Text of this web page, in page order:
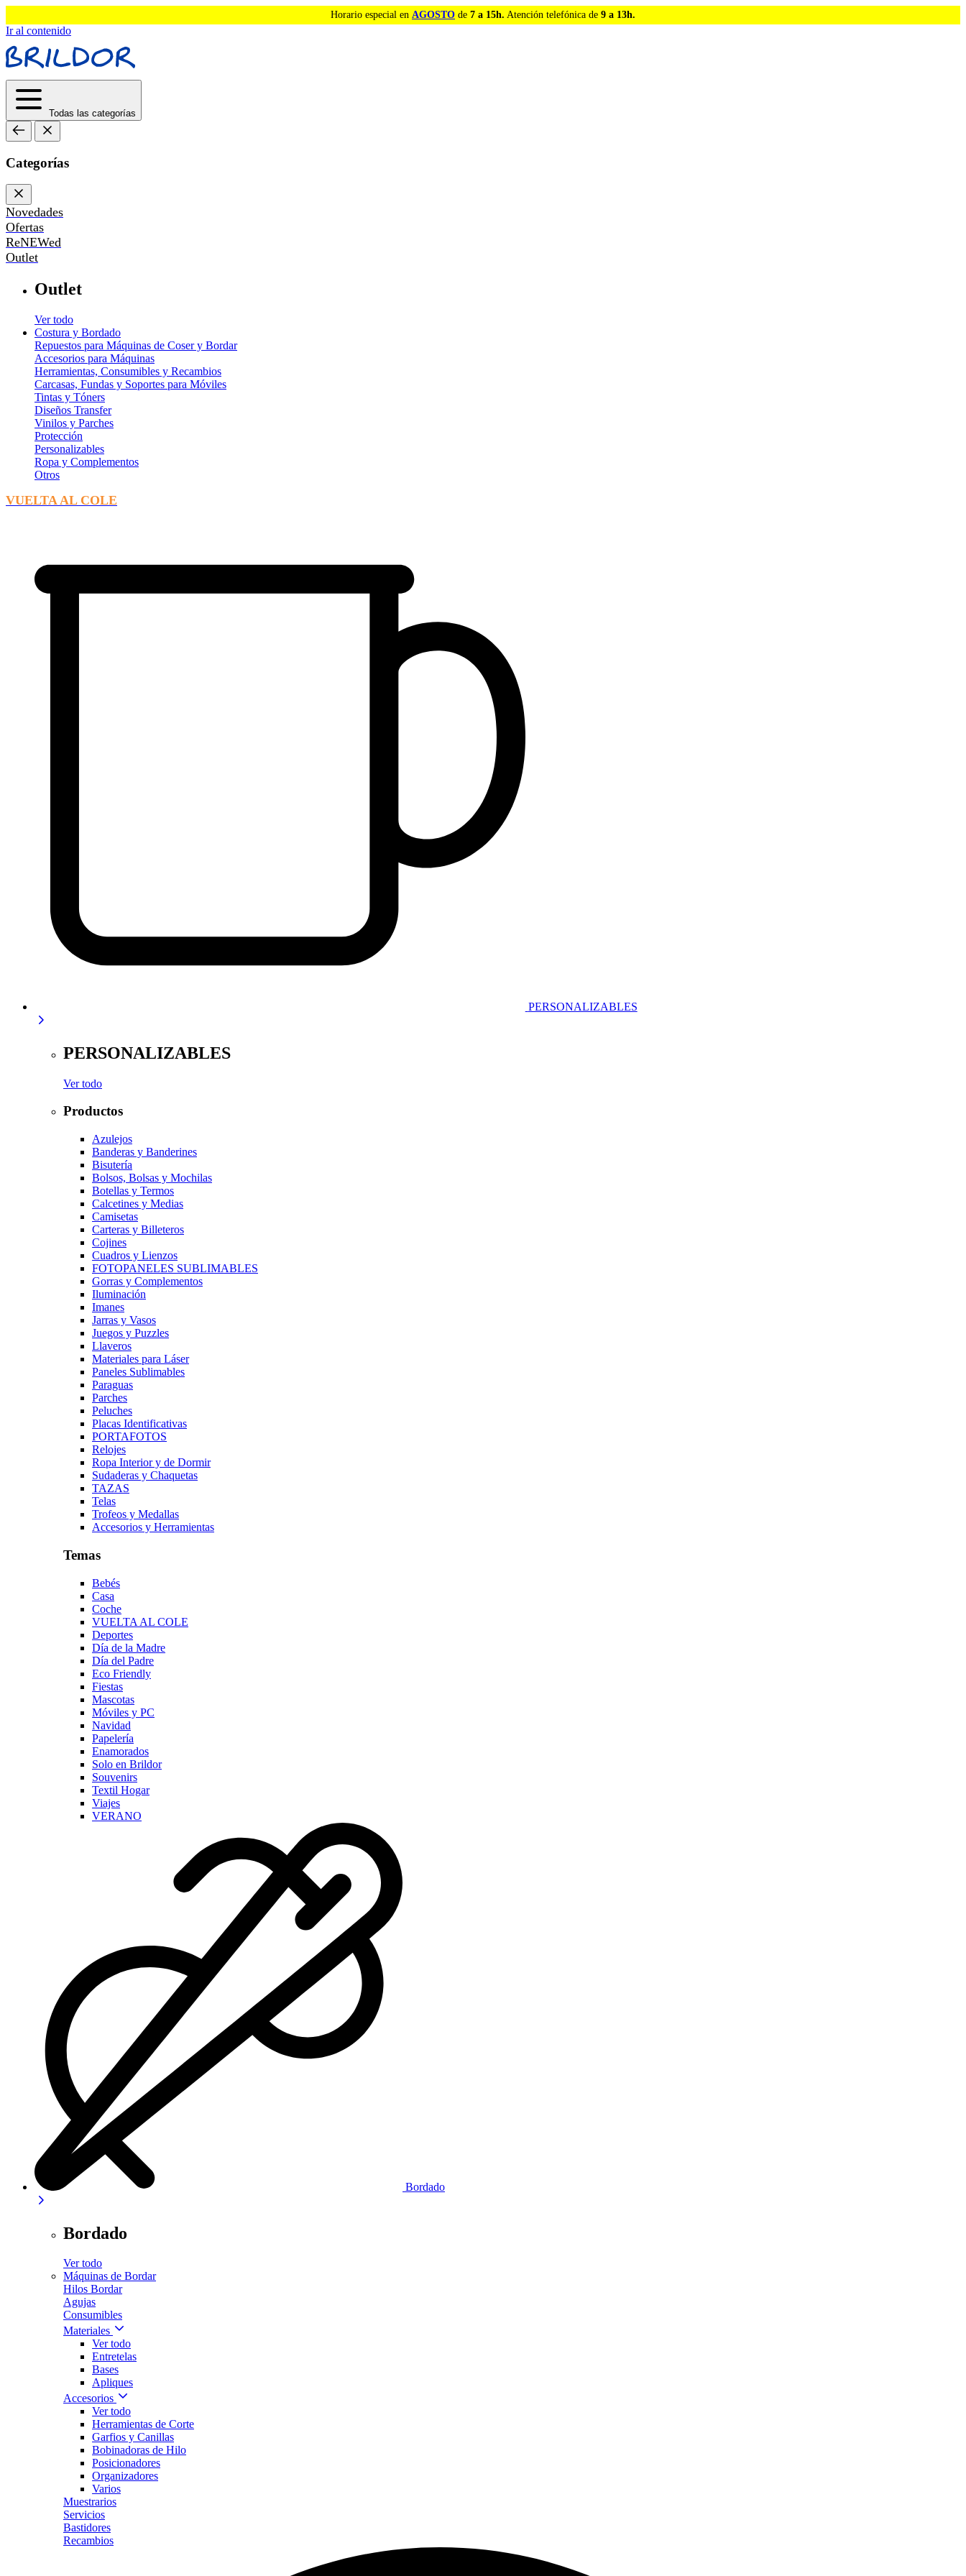
Horario especial en AGOSTO de 7 a 15h. Atención telefónica de 9 a 13h.
Ir al contenido
Todas las categorías
Categorías
Novedades
Ofertas
ReNEWed
Outlet
Outlet
Ver todo
Costura y Bordado
Repuestos para Máquinas de Coser y Bordar
Accesorios para Máquinas
Herramientas, Consumibles y Recambios
Carcasas, Fundas y Soportes para Móviles
Tintas y Tóners
Diseños Transfer
Vinilos y Parches
Protección
Personalizables
Ropa y Complementos
Otros
VUELTA AL COLE
PERSONALIZABLES
PERSONALIZABLES
Ver todo
Productos
Azulejos
Banderas y Banderines
Bisutería
Bolsos, Bolsas y Mochilas
Botellas y Termos
Calcetines y Medias
Camisetas
Carteras y Billeteros
Cojines
Cuadros y Lienzos
FOTOPANELES SUBLIMABLES
Gorras y Complementos
Iluminación
Imanes
Jarras y Vasos
Juegos y Puzzles
Llaveros
Materiales para Láser
Paneles Sublimables
Paraguas
Parches
Peluches
Placas Identificativas
PORTAFOTOS
Relojes
Ropa Interior y de Dormir
Sudaderas y Chaquetas
TAZAS
Telas
Trofeos y Medallas
Accesorios y Herramientas
Temas
Bebés
Casa
Coche
VUELTA AL COLE
Deportes
Día de la Madre
Día del Padre
Eco Friendly
Fiestas
Mascotas
Móviles y PC
Navidad
Papelería
Enamorados
Solo en Brildor
Souvenirs
Textil Hogar
Viajes
VERANO
Bordado
Bordado
Ver todo
Máquinas de Bordar
Hilos Bordar
Agujas
Consumibles
Materiales
Ver todo
Entretelas
Bases
Apliques
Accesorios
Ver todo
Herramientas de Corte
Garfios y Canillas
Bobinadoras de Hilo
Posicionadores
Organizadores
Varios
Muestrarios
Servicios
Bastidores
Recambios